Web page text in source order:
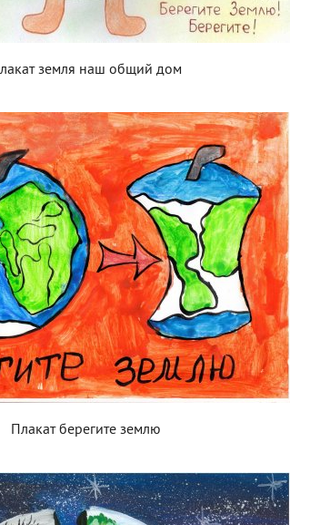
земля наш общий дом
Плакат берегите землю